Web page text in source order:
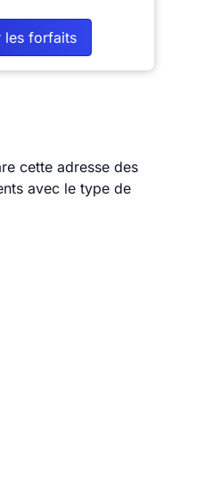
les forfaits
cette adresse des
avec le type de